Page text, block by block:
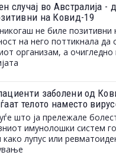
случај во Австралија -
на Ковид-19
не биле позитивни
на него поттикнала
организам, а
заболени од
телото наместо
што ја прележале
имунолошки систем
како лупус или